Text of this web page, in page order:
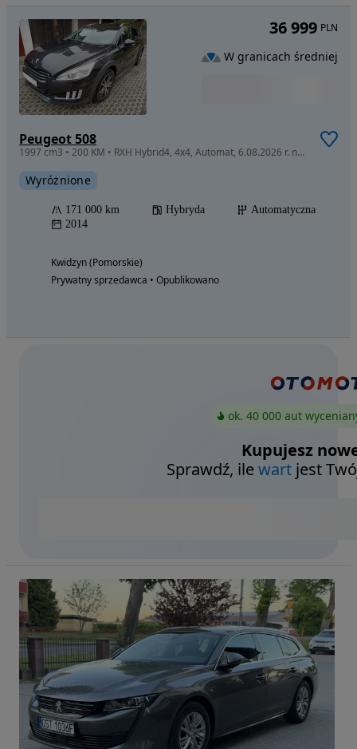
Peugeot 508
1997 cm3 • 200 KM • RXH Hybrid4, 4x4, Automat, 6.08.2026 r. nowy rozrząd, oleje, filtry
Wyróżnione
171 000 km Hybryda
Automatyczna
2014
Kwidzyn (Pomorskie)
Prywatny sprzedawca • Opublikowano
36 999 PLN
W granicach średniej
ok. 40 000 aut
Kupujesz
Sprawdź, ilewart jest